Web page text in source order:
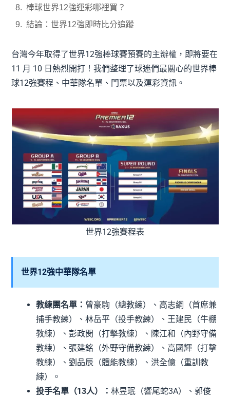
棒球世界12強運彩哪裡買？
結論：世界12強即時比分追蹤
台灣今年取得了世界12強棒球賽預賽的主辦權，即將要在
11 月 10 日熱烈開打！我們整理了球迷們最關心的世界棒
球12強賽程、中華隊名單、門票以及運彩資訊。
世界12強賽程表
世界12強中華隊名單
教練團名單： 曾豪駒（總教練）、高志綱（首席兼
捕手教練）、林岳平（投手教練）、王建民（牛棚
教練）、彭政閔（打擊教練）、陳江和（內野守備
教練）、張建銘（外野守備教練）、高國輝（打擊
教練）、劉品辰（體能教練）、洪全億（重訓教
練）。
投手名單（13人）：林昱珉（響尾蛇3A）、郭俊